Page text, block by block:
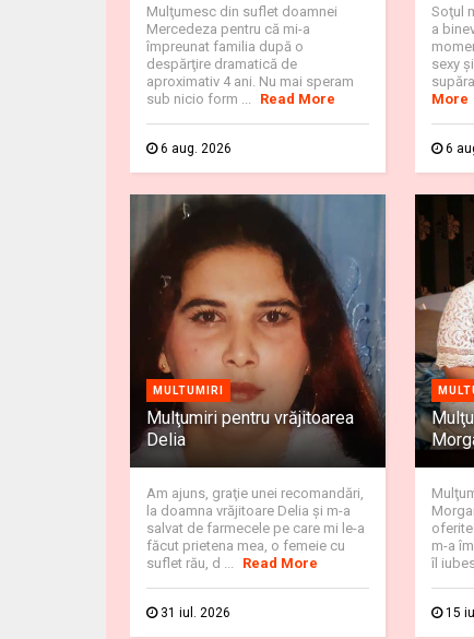
Mulţumesc din suflet doamnei
Mercedeza pentru că mi-a
împreunat familia după o
despărţire dramatică de
aproximativ 4 ani. Nu mai speram
sub nicio form ...
Read More
6 aug. 2026
Soţul
a
sexy
More
6
MULTUMIRI
Mulţumiri pentru vrăjitoarea
Delia
Am ajuns, graţie unei recomandări,
la doamna vrăjitoare Delia şi m-a
salvat de farmecele pe care mi le-a
făcut prietena mea, o femeie cu
suflet rău, d ...
Read More
31 iul. 2026
m-a
îl
15